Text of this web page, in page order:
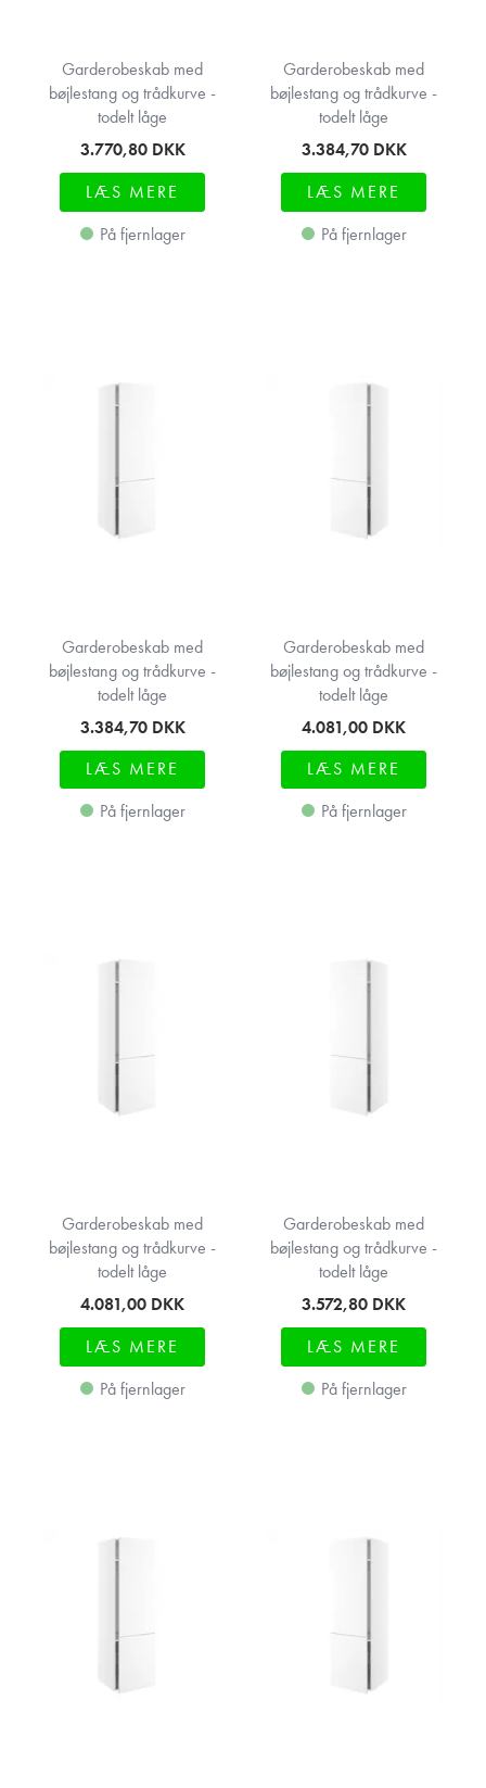
Garderobeskab med
bøjlestang og trådkurve -
todelt låge
3.770,80 DKK
LÆS MERE
På fjernlager
Garderobeskab med
bøjlestang og trådkurve -
todelt låge
3.384,70 DKK
LÆS MERE
På fjernlager
Garderobeskab med
bøjlestang og trådkurve -
todelt låge
3.384,70 DKK
LÆS MERE
På fjernlager
Garderobeskab med
bøjlestang og trådkurve -
todelt låge
4.081,00 DKK
LÆS MERE
På fjernlager
Garderobeskab med
bøjlestang og trådkurve -
todelt låge
4.081,00 DKK
LÆS MERE
På fjernlager
Garderobeskab med
bøjlestang og trådkurve -
todelt låge
3.572,80 DKK
LÆS MERE
På fjernlager